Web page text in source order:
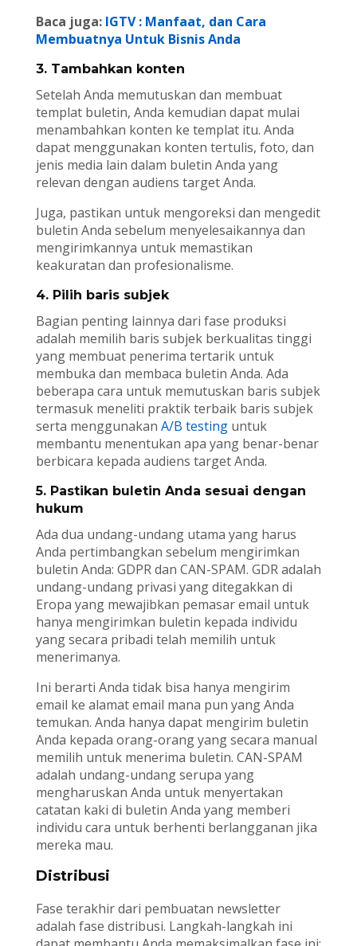
Baca juga: IGTV : Manfaat, dan Cara
Membuatnya Untuk Bisnis Anda
3. Tambahkan konten
Setelah Anda memutuskan dan membuat
templat buletin, Anda kemudian dapat mulai
menambahkan konten ke templat itu. Anda
dapat menggunakan konten tertulis, foto, dan
jenis media lain dalam buletin Anda yang
relevan dengan audiens target Anda.
Juga, pastikan untuk mengoreksi dan mengedit
buletin Anda sebelum menyelesaikannya dan
mengirimkannya untuk memastikan
keakuratan dan profesionalisme.
4. Pilih baris subjek
Bagian penting lainnya dari fase produksi
adalah memilih baris subjek berkualitas tinggi
yang membuat penerima tertarik untuk
membuka dan membaca buletin Anda. Ada
beberapa cara untuk memutuskan baris subjek
termasuk meneliti praktik terbaik baris subjek
serta menggunakan A/B testing untuk
membantu menentukan apa yang benar-benar
berbicara kepada audiens target Anda.
5. Pastikan buletin Anda sesuai dengan
hukum
Ada dua undang-undang utama yang harus
Anda pertimbangkan sebelum mengirimkan
buletin Anda: GDPR dan CAN-SPAM. GDR adalah
undang-undang privasi yang ditegakkan di
Eropa yang mewajibkan pemasar email untuk
hanya mengirimkan buletin kepada individu
yang secara pribadi telah memilih untuk
menerimanya.
Ini berarti Anda tidak bisa hanya mengirim
email ke alamat email mana pun yang Anda
temukan. Anda hanya dapat mengirim buletin
Anda kepada orang-orang yang secara manual
memilih untuk menerima buletin. CAN-SPAM
adalah undang-undang serupa yang
mengharuskan Anda untuk menyertakan
catatan kaki di buletin Anda yang memberi
individu cara untuk berhenti berlangganan jika
mereka mau.
Distribusi
Fase terakhir dari pembuatan newsletter
adalah fase distribusi. Langkah-langkah ini